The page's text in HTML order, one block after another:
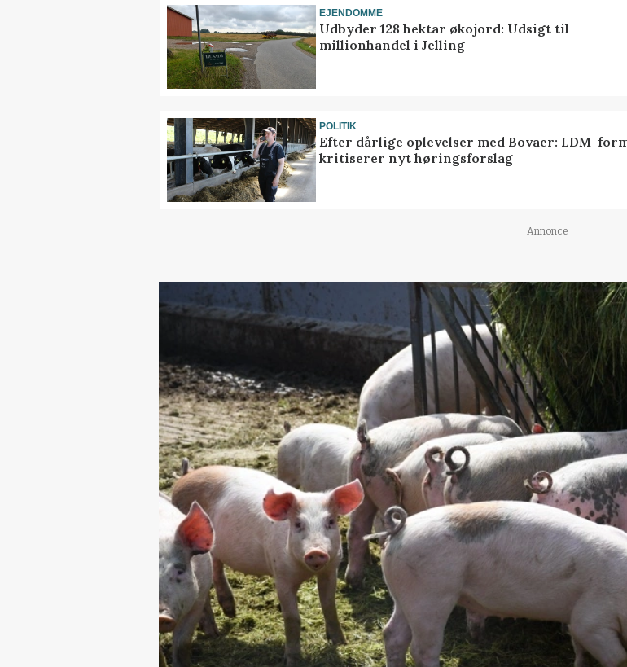
EJENDOMME
Udbyder 128 hektar økojord: Udsigt til
millionhandel i Jelling
POLITIK
Efter dårlige oplevelser med Bovaer: LDM-
kritiserer nyt høringsforslag
Annonce